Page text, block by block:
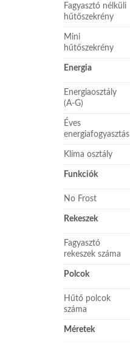
Fagyasztó nélküli
hűtőszekrény
Mini
hűtőszekrény
Energia
Energiaosztály
(A-G)
Éves
energiafogyasztás
Klíma osztály
Funkciók
No Frost
Rekeszek
Fagyasztó
rekeszek száma
Polcok
Hűtő polcok
száma
Méretek